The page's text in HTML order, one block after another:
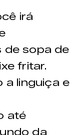
irá
de sopa de
fritar.
a linguiça e
até
da